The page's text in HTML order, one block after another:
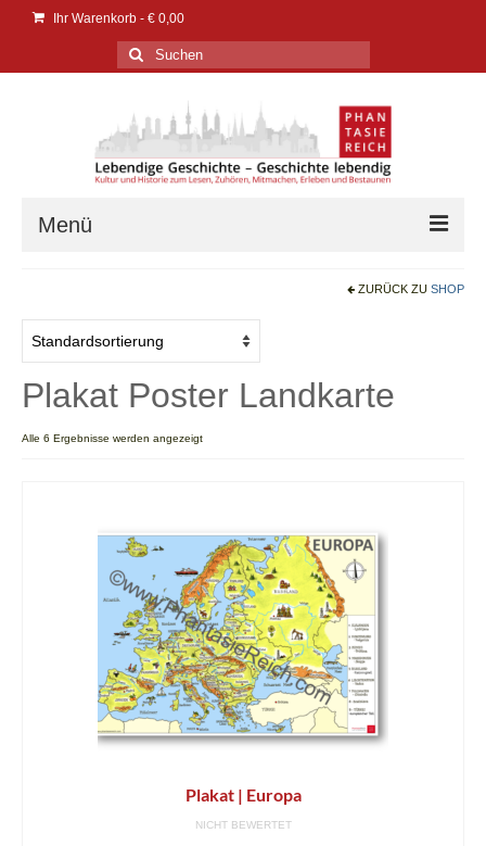
Ihr Warenkorb - € 0,00
Suchen
nach:
Menü
Bibliotheken
Buchhandel
Hörpfade
Service
AGB
Widerrufsbelehrung
ZURÜCK ZU SHOP
Plakat Poster Landkarte
Alle 6 Ergebnisse werden angezeigt
Plakat | Europa
NICHT BEWERTET